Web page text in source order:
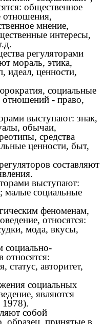
общественное
отношения,
мнение,
интересы,
регуляторами
мораль, этика,
идеал, ценности,
социальные
- право,
выступают: знак,
обычаи,
средства
ценности, быт,
составляют
выступают:
малые социальные
феноменам,
относятся:
мода, вкусы,
социально-
относятся:
статус, авторитет,
социальных
являются
1978).
собой